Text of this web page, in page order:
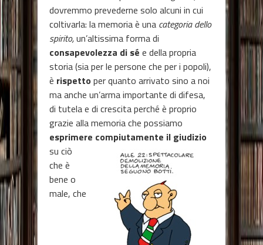
dovremmo prevederne solo alcuni in cui
coltivarla: la memoria è una categoria dello
spirito,un’altissima forma di
consapevolezza di sé e della propria
storia (sia per le persone che per i popoli),
è rispetto per quanto arrivato sino a noi
ma anche un’arma importante di difesa,
di tutela e di crescita perché è proprio
grazie alla memoria che possiamo
esprimere compiutamente il giudizio
su ciò
che è
bene o
male, che